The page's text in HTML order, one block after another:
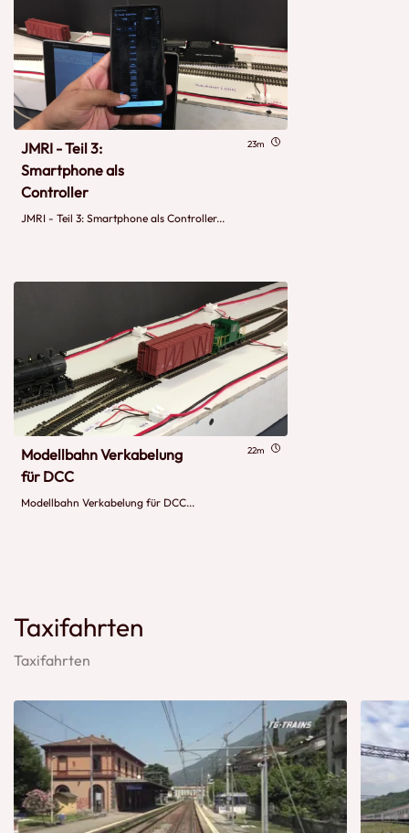
JMRI - Teil 3:
Smartphone als
Controller
23m
JMRI - Teil 3: Smartphone als Controller...
Modellbahn Verkabelung
für DCC
22m
Modellbahn Verkabelung für DCC...
Taxifahrten
Taxifahrten